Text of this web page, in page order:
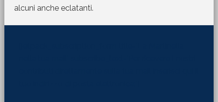
alcuni anche eclatanti.